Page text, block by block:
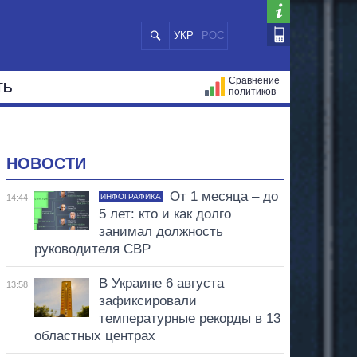
УКР РОС
Сравнение
политиков
НОВОСТИ
14:44 ИНФОГРАФИКА
От 1 месяца – до
5 лет: кто и как долго
занимал должность
руководителя СВР
13:58
В Украине 6 августа
зафиксировали
температурные рекорды в 13
областных центрах